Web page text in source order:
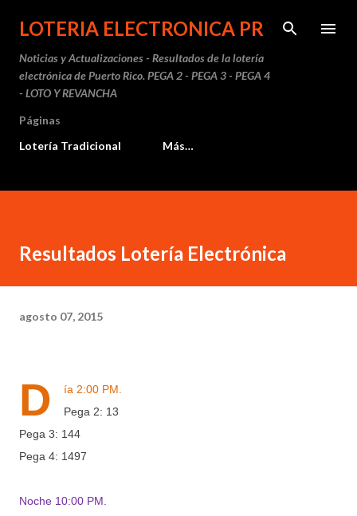
Ir al contenido principal
LOTERIA ELECTRONICA PR
Noticias y Actualizaciones - Resultados de la lotería
electrónica de Puerto Rico. PEGA 2 - PEGA 3 - PEGA 4
- LOTO Y REVANCHA
Páginas
Lotería Tradicional
Más…
Resultados Lotería Electrónica
agosto 07, 2015
D
ía 2:00 PM.
Pega 2: 13
Pega 3: 144
Pega 4: 1497
Noche 10:00 PM.